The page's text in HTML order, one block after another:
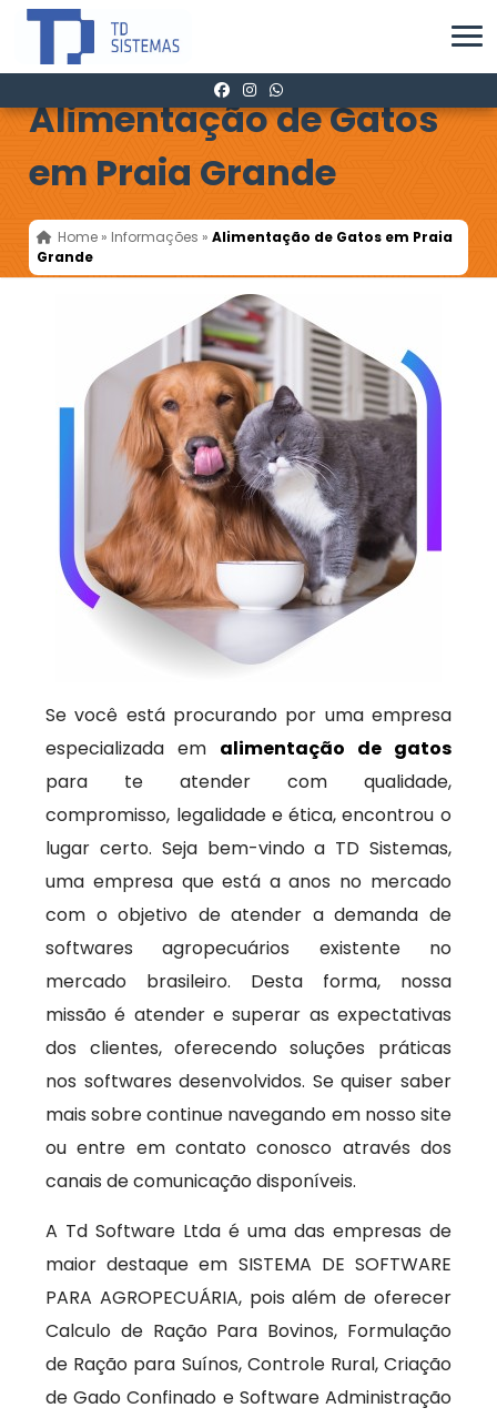
Alimentação de Gatos
em Praia Grande
Home » Informações »Alimentação de Gatos em Praia
Grande
Se você está procurando por uma empresa
especializada em alimentação de gatos
para te atender com qualidade,
compromisso, legalidade e ética, encontrou o
lugar certo. Seja bem-vindo a TD Sistemas,
uma empresa que está a anos no mercado
com o objetivo de atender a demanda de
softwares agropecuários existente no
mercado brasileiro. Desta forma, nossa
missão é atender e superar as expectativas
dos clientes, oferecendo soluções práticas
nos softwares desenvolvidos. Se quiser saber
mais sobre continue navegando em nosso site
ou entre em contato conosco através dos
canais de comunicação disponíveis.
A Td Software Ltda é uma das empresas de
maior destaque em SISTEMA DE SOFTWARE
PARA AGROPECUÁRIA, pois além de oferecer
Calculo de Ração Para Bovinos, Formulação
de Ração para Suínos, Controle Rural, Criação
de Gado Confinado e Software Administração